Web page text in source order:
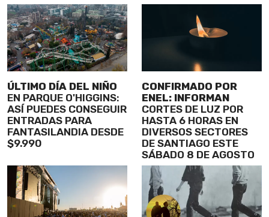
ÚLTIMO DÍA DEL NIÑO
EN PARQUE O'HIGGINS:
ASÍ PUEDES CONSEGUIR
ENTRADAS PARA
FANTASILANDIA DESDE
$9.990
CONFIRMADO POR
ENEL: INFORMAN
CORTES DE LUZ POR
HASTA 6 HORAS EN
DIVERSOS SECTORES
DE SANTIAGO ESTE
SÁBADO 8 DE AGOSTO